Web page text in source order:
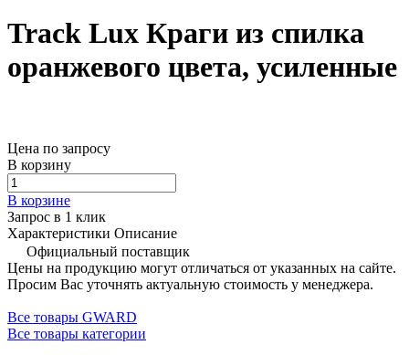
Track Lux Краги из спилка
оранжевого цвета, усиленные
Цена по запросу
В корзину
В корзине
Запрос в 1 клик
Характеристики Описание
Официальный поставщик
Цены на продукцию могут отличаться от указанных на сайте.
Просим Вас уточнять актуальную стоимость у менеджера.
Все товары GWARD
Все товары категории